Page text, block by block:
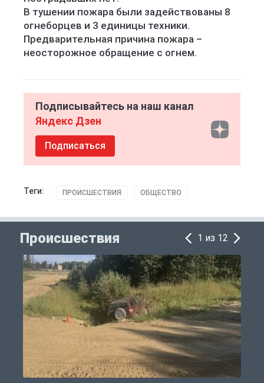
В тушении пожара были задействованы 8
огнеборцев и 3 единицы техники.
Предварительная причина пожара –
неосторожное обращение с огнем.
Подписывайтесь на наш канал
Яндекс Дзен
Подписаться
Теги: ПРОИСШЕСТВИЯ ОБЩЕСТВО
Происшествия 1 из 12